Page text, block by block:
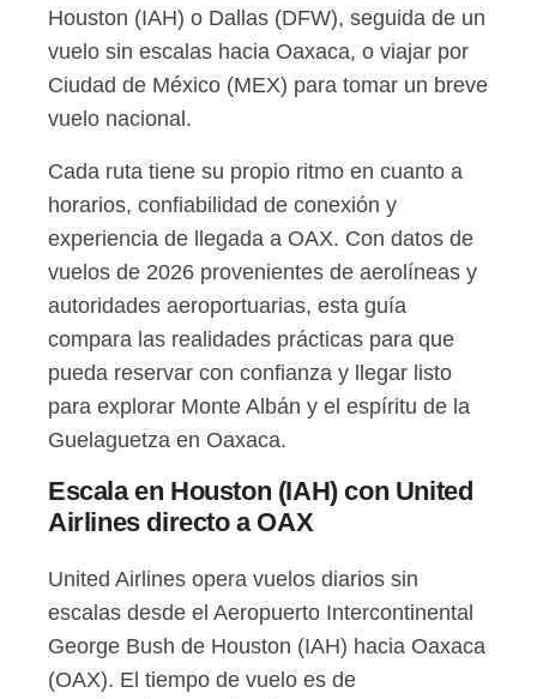
Houston (IAH) o Dallas (DFW), seguida de un
vuelo sin escalas hacia Oaxaca, o viajar por
Ciudad de México (MEX) para tomar un breve
vuelo nacional.
Cada ruta tiene su propio ritmo en cuanto a
horarios, confiabilidad de conexión y
experiencia de llegada a OAX. Con datos de
vuelos de 2026 provenientes de aerolíneas y
autoridades aeroportuarias, esta guía
compara las realidades prácticas para que
pueda reservar con confianza y llegar listo
para explorar Monte Albán y el espíritu de la
Guelaguetza en Oaxaca.
Escala en Houston (IAH) con United
Airlines directo a OAX
United Airlines opera vuelos diarios sin
escalas desde el Aeropuerto Intercontinental
George Bush de Houston (IAH) hacia Oaxaca
(OAX). El tiempo de vuelo es de